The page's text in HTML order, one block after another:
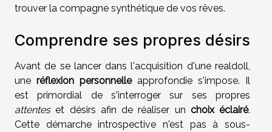
trouver la compagne synthétique de vos rêves.
Comprendre ses propres désirs
Avant de se lancer dans l'acquisition d'une realdoll,
une réflexion personnelleapprofondie s'impose. Il
est primordial de s'interroger sur ses propres
attenteset désirs afin de réaliser un choix éclairé.
Cette démarche introspective n'est pas à sous-